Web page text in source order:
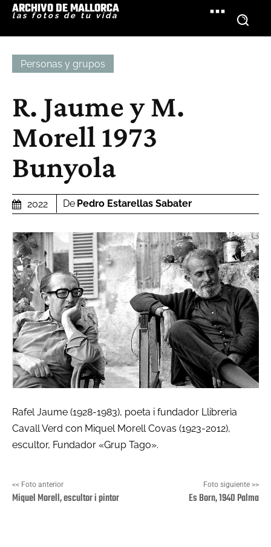
ARCHIVO DE MALLORCA
las fotos de tu vida
Personas y grupos
R. Jaume y M.
Morell 1973
Bunyola
2022 De Pedro Estarellas Sabater
Rafel Jaume (1928-1983), poeta i fundador Llibrerìa
Cavall Verd con Miquel Morell Covas (1923-2012),
escultor, Fundador «Grup Tago».
<< Foto anterior
Miquel Morell, escultor i pintor
Foto siguiente >>
Es Born, 1940 Palma